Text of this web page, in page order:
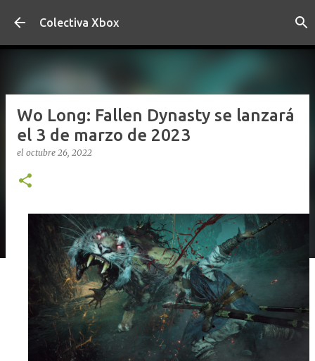
Ir al contenido principal
Colectiva Xbox
Wo Long: Fallen Dynasty se lanzará
el 3 de marzo de 2023
el octubre 26, 2022